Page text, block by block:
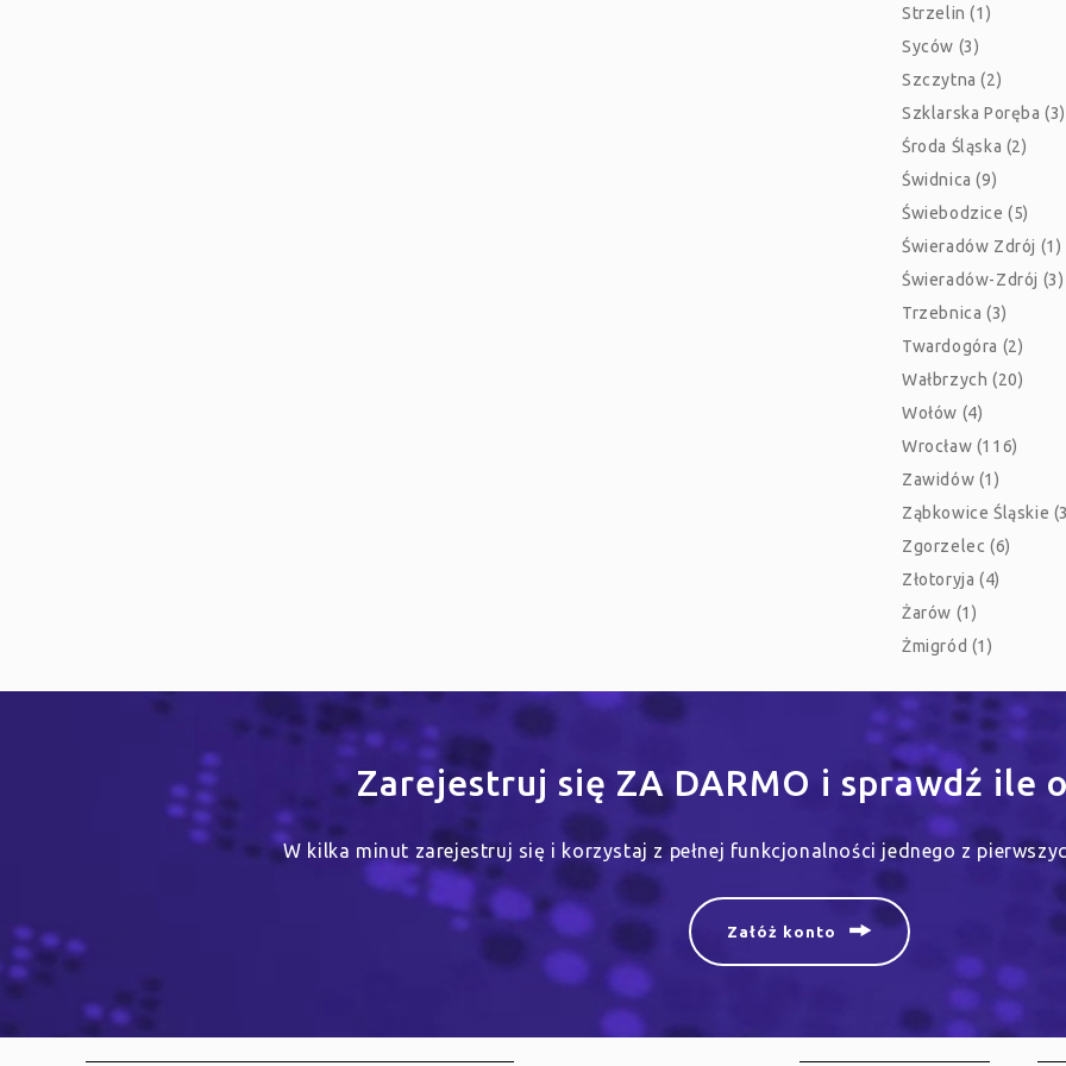
Strzelin (1)
Syców (3)
Szczytna (2)
Szklarska Poręba (3)
Środa Śląska (2)
Świdnica (9)
Świebodzice (5)
Świeradów Zdrój (1)
Świeradów-Zdrój (3)
Trzebnica (3)
Twardogóra (2)
Wałbrzych (20)
Wołów (4)
Wrocław (116)
Zawidów (1)
Ząbkowice Śląskie
Zgorzelec (6)
Złotoryja (4)
Żarów (1)
Żmigród (1)
Zarejestruj się ZA DARMO i sprawdź ile
W kilka minut zarejestruj się i korzystaj z pełnej funkcjonalności jednego z
Załóż konto